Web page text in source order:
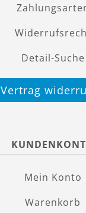
Detail-Suche
Vertrag
Mein Konto
Warenkorb